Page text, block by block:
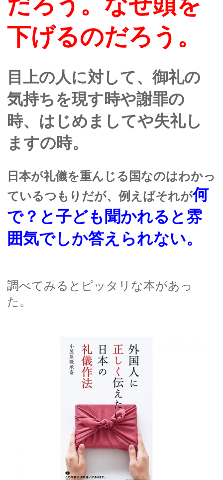
下げるのだろう。
目上の人に対して、御礼の
気持ちを現す時や謝罪の
時、はじめましてや失礼し
ますの時。
日本が礼儀を重んじる国なのはわかっ
ているつもりだが、例えばそれが何
で？と子ども聞かれると雰
囲気でしか答えられない。
調べてみるとピッタリな本があっ
た。